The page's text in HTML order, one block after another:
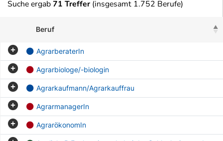
Suche ergab71 Treffer (insgesamt 1.752 Berufe)
Beruf
AgrarberaterIn
Agrarbiologe/-biologin
Agrarkaufmann/Agrarkauffrau
AgrarmanagerIn
AgrarökonomIn